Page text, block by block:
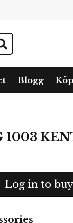
Blogg
1003
Log in to buy